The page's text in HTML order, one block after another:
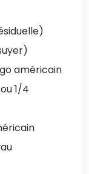
américain
1/4